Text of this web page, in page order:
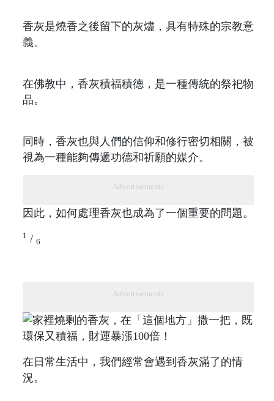
香灰是燒香之後留下的灰燼，具有特殊的宗教意
義。
在佛教中，香灰積福積德，是一種傳統的祭祀物
品。
同時，香灰也與人們的信仰和修行密切相關，被
視為一種能夠傳遞功德和祈願的媒介。
Advertisements
因此，如何處理香灰也成為了一個重要的問題。
1 / 6
Advertisements
在日常生活中，我們經常會遇到香灰滿了的情
況。